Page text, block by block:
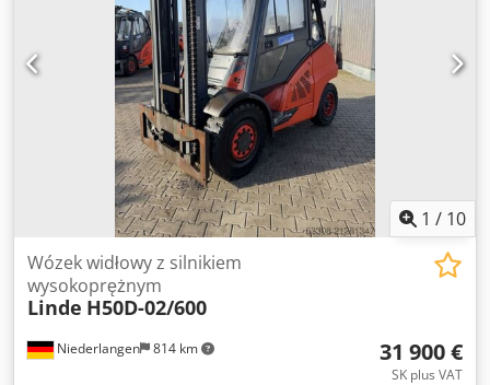
drogowego, pełna kabina,
1 / 10
Niederlangen 814 km
Wózek widłowy z silnikiem
wysokoprężnym
Linde H50D-02/600
31 900 €
SK plus VAT